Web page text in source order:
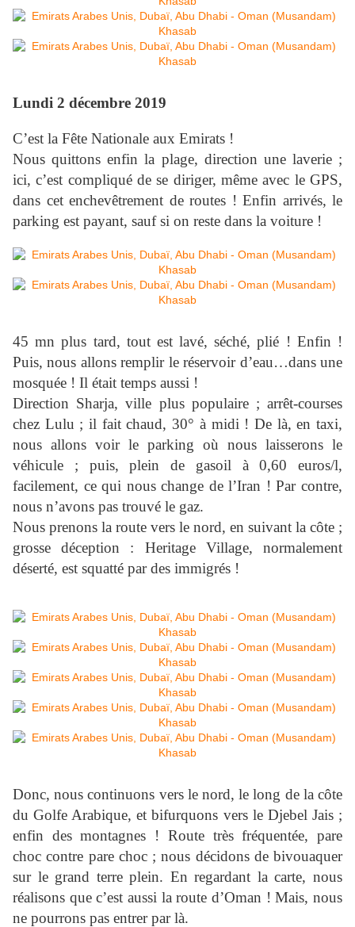
Lundi 2 décembre 2019
C’est la Fête Nationale aux Emirats !
Nous quittons enfin la plage, direction une laverie ;
ici, c’est compliqué de se diriger, même avec le GPS,
dans cet enchevêtrement de routes ! Enfin arrivés, le
parking est payant, sauf si on reste dans la voiture !
45 mn plus tard, tout est lavé, séché, plié ! Enfin !
Puis, nous allons remplir le réservoir d’eau…dans une
mosquée ! Il était temps aussi !
Direction Sharja, ville plus populaire ; arrêt-courses
chez Lulu ; il fait chaud, 30° à midi ! De là, en taxi,
nous allons voir le parking où nous laisserons le
véhicule ; puis, plein de gasoil à 0,60 euros/l,
facilement, ce qui nous change de l’Iran ! Par contre,
nous n’avons pas trouvé le gaz.
Nous prenons la route vers le nord, en suivant la côte ;
grosse déception : Heritage Village, normalement
déserté, est squatté par des immigrés !
Donc, nous continuons vers le nord, le long de la côte
du Golfe Arabique, et bifurquons vers le Djebel Jais ;
enfin des montagnes ! Route très fréquentée, pare
choc contre pare choc ; nous décidons de bivouaquer
sur le grand terre plein. En regardant la carte, nous
réalisons que c’est aussi la route d’Oman ! Mais, nous
ne pourrons pas entrer par là.